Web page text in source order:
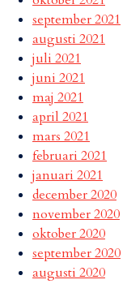
september 2021
augusti 2021
juli 2021
juni 2021
maj 2021
april 2021
mars 2021
februari 2021
januari 2021
december 2020
november 2020
oktober 2020
september 2020
augusti 2020